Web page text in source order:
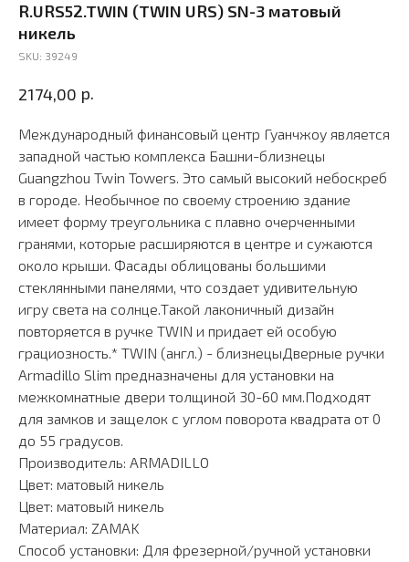
R.URS52.TWIN (TWIN URS) SN-3 матовый
никель
SKU: 39249
2174,00 р.
Международный финансовый центр Гуанчжоу является
западной частью комплекса Башни-близнецы
Guangzhou Twin Towers. Это самый высокий небоскреб
в городе. Необычное по своему строению здание
имеет форму треугольника с плавно очерченными
гранями, которые расширяются в центре и сужаются
около крыши. Фасады облицованы большими
стеклянными панелями, что создает удивительную
игру света на солнце.Такой лаконичный дизайн
повторяется в ручке TWIN и придает ей особую
грациозность.* TWIN (англ.) - близнецыДверные ручки
Armadillo Slim предназначены для установки на
межкомнатные двери толщиной 30-60 мм.Подходят
для замков и защелок с углом поворота квадрата от 0
до 55 градусов.
Производитель: ARMADILLO
Цвет: матовый никель
Цвет: матовый никель
Материал: ZAMAK
Способ установки: Для фрезерной/ручной установки